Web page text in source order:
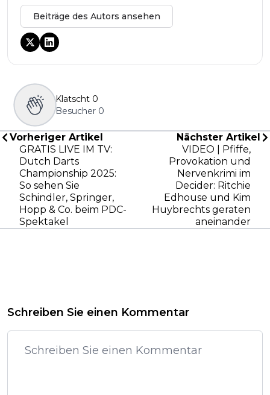
Beiträge des Autors ansehen
Klatscht 0
Besucher 0
Vorheriger Artikel
GRATIS LIVE IM TV:
Dutch Darts
Championship 2025:
So sehen Sie
Schindler, Springer,
Hopp & Co. beim PDC-
Spektakel
Nächster Artikel
VIDEO | Pfiffe,
Provokation und
Nervenkrimi im
Decider: Ritchie
Edhouse und Kim
Huybrechts geraten
aneinander
Schreiben Sie einen Kommentar